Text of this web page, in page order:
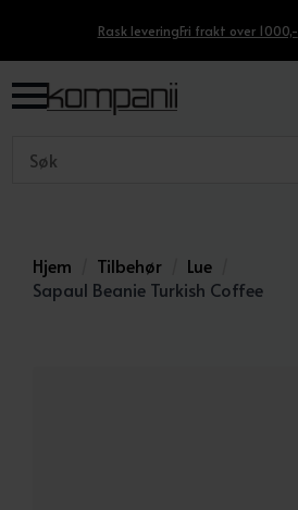
Rask leveringFri frakt over 1000,-
Hjem Tilbehør
Lue
Sapaul Beanie Turkish Coffee